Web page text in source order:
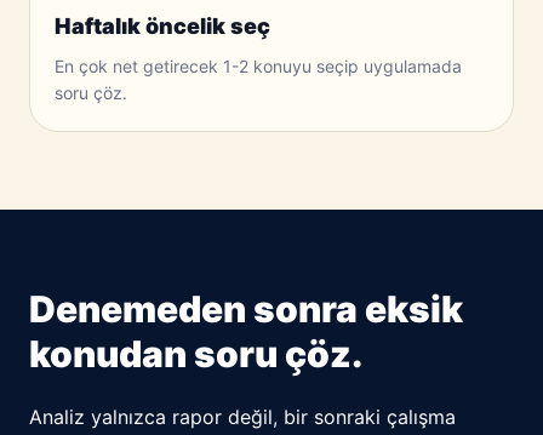
Haftalık öncelik seç
En çok net getirecek 1-2 konuyu seçip uygulamada
soru çöz.
Denemeden sonra eksik
konudan soru çöz.
Analiz yalnızca rapor değil, bir sonraki çalışma